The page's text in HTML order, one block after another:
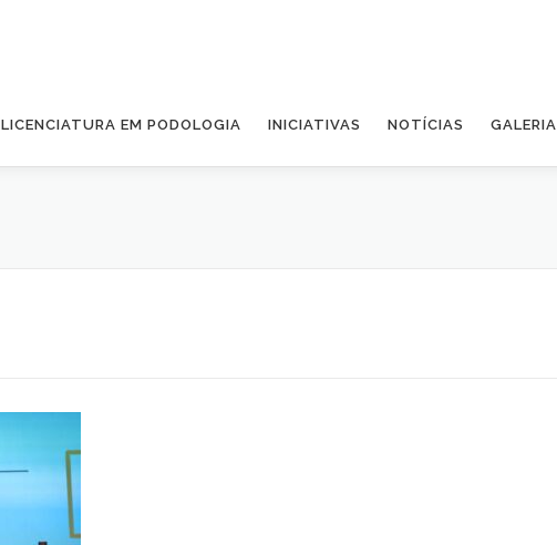
LICENCIATURA EM PODOLOGIA INICIATIVAS NOTÍCIAS GALERIA